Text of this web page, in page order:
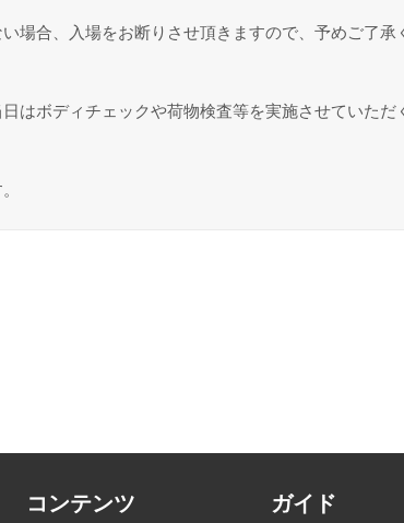
場合、入場をお断りさせ頂きますので、予めご了承
はボディチェックや荷物検査等を実施させていた
コンテンツ ガイド